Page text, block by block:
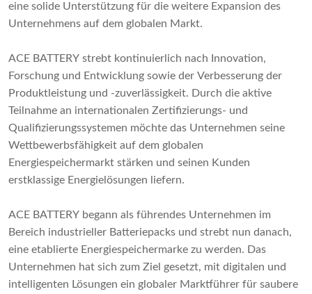
eine solide Unterstützung für die weitere Expansion des
Unternehmens auf dem globalen Markt.
ACE BATTERY strebt kontinuierlich nach Innovation,
Forschung und Entwicklung sowie der Verbesserung der
Produktleistung und -zuverlässigkeit. Durch die aktive
Teilnahme an internationalen Zertifizierungs- und
Qualifizierungssystemen möchte das Unternehmen seine
Wettbewerbsfähigkeit auf dem globalen
Energiespeichermarkt stärken und seinen Kunden
erstklassige Energielösungen liefern.
ACE BATTERY begann als führendes Unternehmen im
Bereich industrieller Batteriepacks und strebt nun danach,
eine etablierte Energiespeichermarke zu werden. Das
Unternehmen hat sich zum Ziel gesetzt, mit digitalen und
intelligenten Lösungen ein globaler Marktführer für saubere